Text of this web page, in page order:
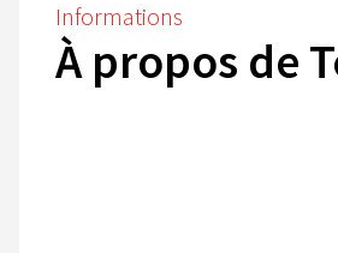
Informations
À propos de